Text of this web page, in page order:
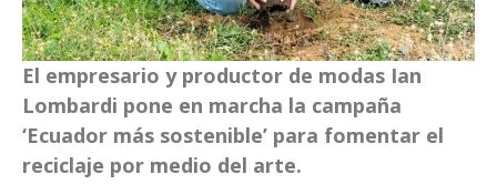
El empresario y productor de modas Ian
Lombardi pone en marcha la campaña
‘Ecuador más sostenible’ para fomentar el
reciclaje por medio del arte.